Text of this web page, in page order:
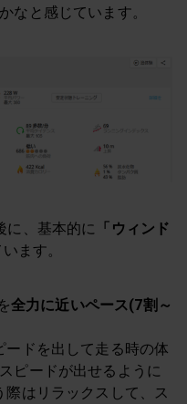
なと感じています。
に、基本的に 「ウィンド
ます。
全力に近いペース(7割～
ードを出して走る時の体
ピードが出せるように
はリラックスして、ス